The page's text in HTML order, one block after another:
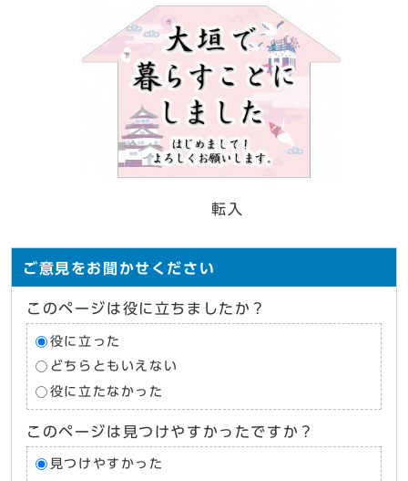
転入
ご意見をお聞かせください
このページは役に立ちましたか？
役に立った
どちらともいえない
役に立たなかった
このページは見つけやすかったですか？
見つけやすかった